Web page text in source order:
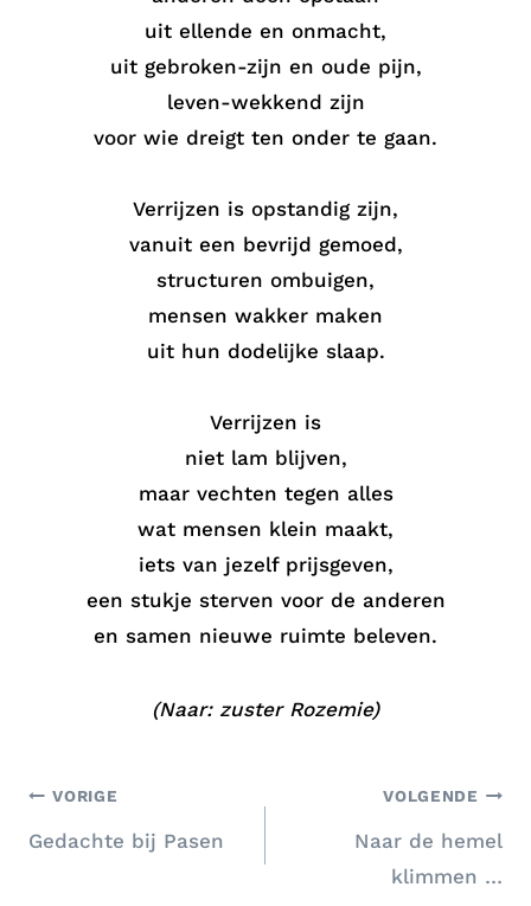
uit ellende en onmacht,
uit gebroken-zijn en oude pijn,
leven-wekkend zijn
voor wie dreigt ten onder te gaan.
Verrijzen is opstandig zijn,
vanuit een bevrijd gemoed,
structuren ombuigen,
mensen wakker maken
uit hun dodelijke slaap.
Verrijzen is
niet lam blijven,
maar vechten tegen alles
wat mensen klein maakt,
iets van jezelf prijsgeven,
een stukje sterven voor de anderen
en samen nieuwe ruimte beleven.
(Naar: zuster Rozemie)
Bericht
navigatie
VORIGE
Gedachte bij Pasen
VOLGENDE
Naar de hemel
klimmen …